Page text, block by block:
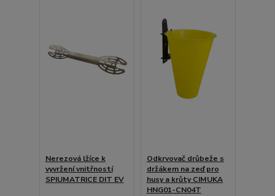
Nerezová lžíce k
vyvržení vnitřností
SPIUMATRICE DIT EV
Odkrvovač drůbeže s
držákem na zeď pro
husy a krůty CIMUKA
HNG01-CN04T